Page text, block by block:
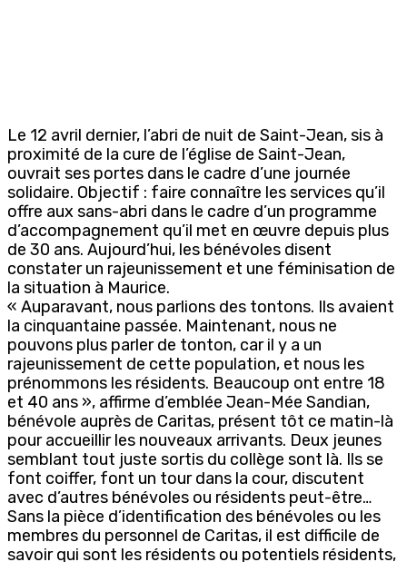
Le 12 avril dernier, l’abri de nuit de Saint-Jean, sis à
proximité de la cure de l’église de Saint-Jean,
ouvrait ses portes dans le cadre d’une journée
solidaire. Objectif : faire connaître les services qu’il
offre aux sans-abri dans le cadre d’un programme
d’accompagnement qu’il met en œuvre depuis plus
de 30 ans. Aujourd’hui, les bénévoles disent
constater un rajeunissement et une féminisation de
la situation à Maurice.
« Auparavant, nous parlions des tontons. Ils avaient
la cinquantaine passée. Maintenant, nous ne
pouvons plus parler de tonton, car il y a un
rajeunissement de cette population, et nous les
prénommons les résidents. Beaucoup ont entre 18
et 40 ans », affirme d’emblée Jean-Mée Sandian,
bénévole auprès de Caritas, présent tôt ce matin-là
pour accueillir les nouveaux arrivants. Deux jeunes
semblant tout juste sortis du collège sont là. Ils se
font coiffer, font un tour dans la cour, discutent
avec d’autres bénévoles ou résidents peut-être…
Sans la pièce d’identification des bénévoles ou les
membres du personnel de Caritas, il est difficile de
savoir qui sont les résidents ou potentiels résidents,